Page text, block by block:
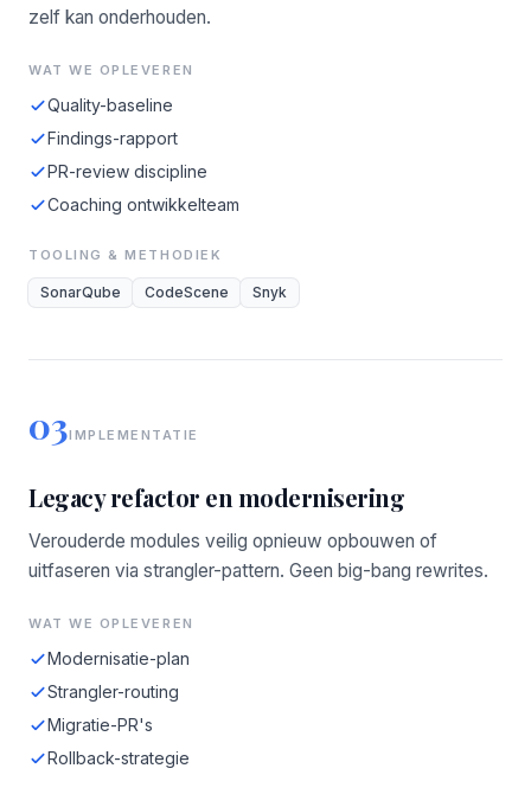
zelf kan onderhouden.
WAT WE OPLEVEREN
Quality-baseline
Findings-rapport
PR-review discipline
Coaching ontwikkelteam
TOOLING & METHODIEK
SonarQube CodeScene Snyk
03IMPLEMENTATIE
Legacy refactor en modernisering
Verouderde modules veilig opnieuw opbouwen of
uitfaseren via strangler-pattern. Geen big-bang rewrites.
WAT WE OPLEVEREN
Modernisatie-plan
Strangler-routing
Migratie-PR's
Rollback-strategie